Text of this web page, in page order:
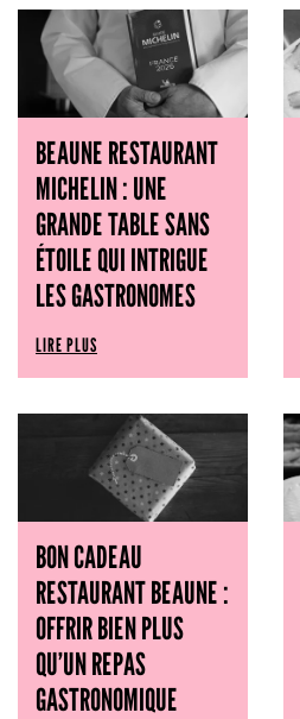
BEAUNE RESTAURANT
MICHELIN : UNE
GRANDE TABLE SANS
ÉTOILE QUI INTRIGUE
LES GASTRONOMES
LIRE PLUS
BON CADEAU
RESTAURANT BEAUNE :
OFFRIR BIEN PLUS
QU’UN REPAS
GASTRONOMIQUE